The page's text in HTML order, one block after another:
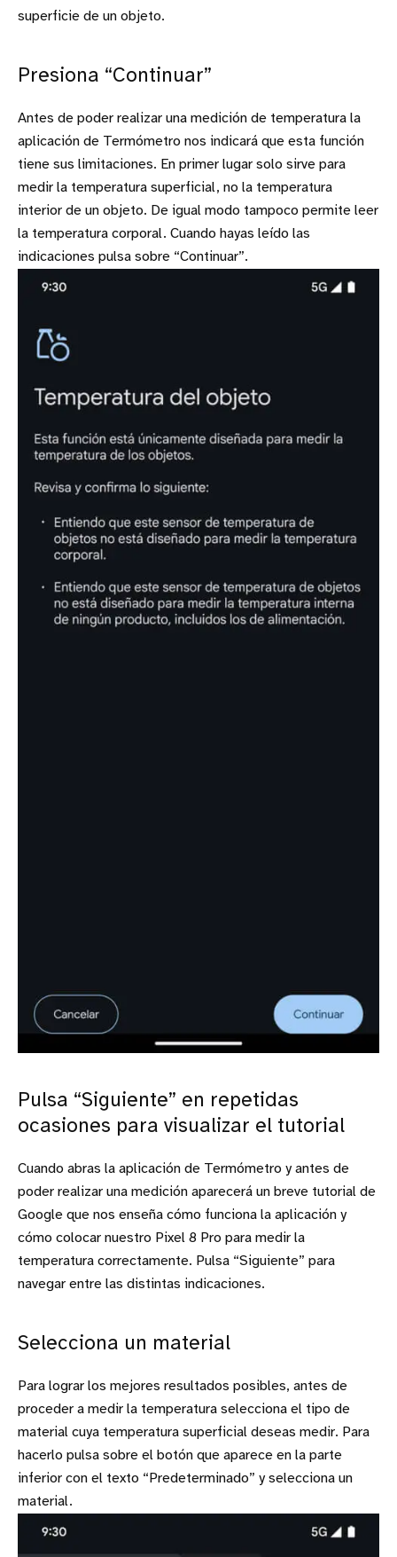
superficie de un objeto.
Presiona “Continuar”
Antes de poder realizar una medición de temperatura la
aplicación de Termómetro nos indicará que esta función
tiene sus limitaciones. En primer lugar solo sirve para
medir la temperatura superficial, no la temperatura
interior de un objeto. De igual modo tampoco permite leer
la temperatura corporal. Cuando hayas leído las
indicaciones pulsa sobre “Continuar”.
Pulsa “Siguiente” en repetidas
ocasiones para visualizar el tutorial
Cuando abras la aplicación de Termómetro y antes de
poder realizar una medición aparecerá un breve tutorial de
Google que nos enseña cómo funciona la aplicación y
cómo colocar nuestro Pixel 8 Pro para medir la
temperatura correctamente. Pulsa “Siguiente” para
navegar entre las distintas indicaciones.
Selecciona un material
Para lograr los mejores resultados posibles, antes de
proceder a medir la temperatura selecciona el tipo de
material cuya temperatura superficial deseas medir. Para
hacerlo pulsa sobre el botón que aparece en la parte
inferior con el texto “Predeterminado” y selecciona un
material.